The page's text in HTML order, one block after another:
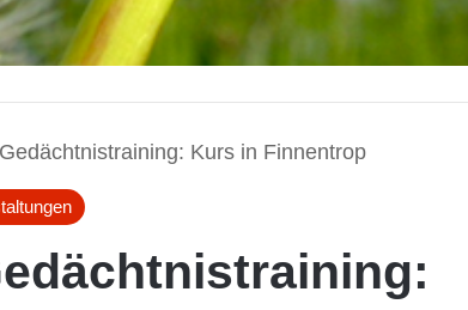
Kurs in Finnentrop